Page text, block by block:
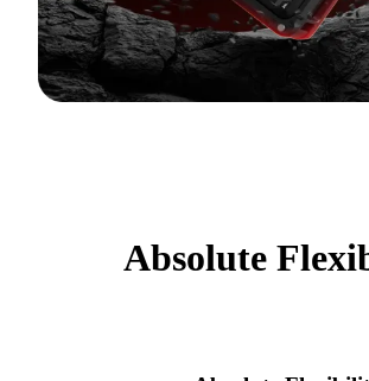
Absolute